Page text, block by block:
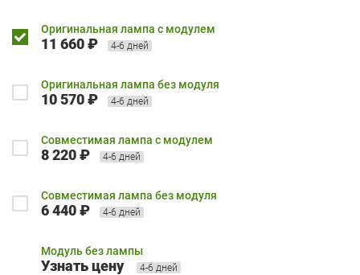
Оригинальная лампа с модулем
11 660 ₽ 4-6 дней
Оригинальная лампа без модуля
10 570 ₽ 4-6 дней
Совместимая лампа с модулем
8 220 ₽ 4-6 дней
Совместимая лампа без модуля
6 440 ₽ 4-6 дней
Модуль без лампы
Узнать цену 4-6 дней